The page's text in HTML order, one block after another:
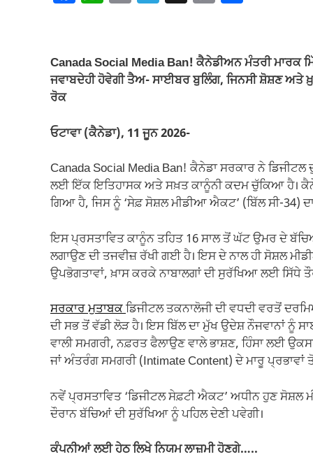
e
b
o
k
s
A
p
gr
a
y
Li
e
Canada Social Media Ban! ਕੈਨੇਡੀਅਨ ਮੰਤਰੀ
ਜਵਾਬਦੇਹੀ ਹੋਵੇਗੀ ਤੈਅ- ਸਾਈਬਰ ਬੁਲਿੰਗ, ਜਿਨਸੀ ਸ਼ੋਸ਼ਣ ਅਤੇ
ਰੋਕ
ਓਟਾਵਾ (ਕੈਨੇਡਾ), 11 ਜੂਨ 2026-
Canada Social Media Ban! ਕੈਨੇਡਾ ਸਰਕਾਰ ਨੇ
ਲਈ ਇੱਕ ਇਤਿਹਾਸਕ ਅਤੇ ਸਖ਼ਤ ਕਾਨੂੰਨੀ ਕਦਮ ਚੁੱਕਿਆ ਹੈ।
ਗਿਆ ਹੈ, ਜਿਸ ਨੂੰ ‘ਸੇਫ਼ ਸੋਸ਼ਲ ਮੀਡੀਆ ਐਕਟ’ (ਬਿੱਲ ਸੀ-34)
ਇਸ ਪ੍ਰਸਤਾਵਿਤ ਕਾਨੂੰਨ ਤਹਿਤ 16 ਸਾਲ ਤੋਂ ਘੱਟ ਉਮਰ ਦੇ
ਲਗਾਉਣ ਦੀ ਤਜਵੀਜ਼ ਰੱਖੀ ਗਈ ਹੈ। ਇਸ ਦੇ ਨਾਲ ਹੀ ਸੋਸ਼ਲ
ਉਪਭੋਗਤਾਵਾਂ, ਖ਼ਾਸ ਕਰਕੇ ਨਾਬਾਲਗਾਂ ਦੀ ਸੁਰੱਖਿਆ ਲਈ ਸਿੱਧੇ
ਸਰਕਾਰ ਮੁਤਾਬਕਡਿਜੀਟਲ ਤਕਨਾਲੋਜੀ ਦੀ ਵਧਦੀ ਵਰਤੋਂ
ਦੀ ਸਭ ਤੋਂ ਵੱਡੀ ਲੋੜ ਹੈ। ਇਸ ਬਿੱਲ ਦਾ ਮੁੱਖ ਉਦੇਸ਼ ਨੌਜਵਾਨਾਂ ਨੂੰ
ਵਾਲੀ ਸਮਗਰੀ, ਨਫ਼ਰਤ ਫੈਲਾਉਣ ਵਾਲੇ ਭਾਸ਼ਣ, ਹਿੰਸਾ ਲਈ
ਜਾਂ ਅੰਤਰੰਗ ਸਮਗਰੀ (Intimate Content) ਦੇ ਮਾਰੂ ਪ੍ਰਭਾਵਾਂ
ਨਵੇਂ ਪ੍ਰਸਤਾਵਿਤ ‘ਡਿਜੀਟਲ ਸੇਫ਼ਟੀ ਐਕਟ’ ਅਧੀਨ ਹੁਣ
ਦੌਰਾਨ ਬੱਚਿਆਂ ਦੀ ਸੁਰੱਖਿਆ ਨੂੰ ਪਹਿਲ ਦੇਣੀ ਪਵੇਗੀ।
ਕੰਪਨੀਆਂ ਲਈ ਹੇਠ ਲਿਖੇ ਨਿਯਮ ਲਾਜ਼ਮੀ ਹੋਣਗੇ…..